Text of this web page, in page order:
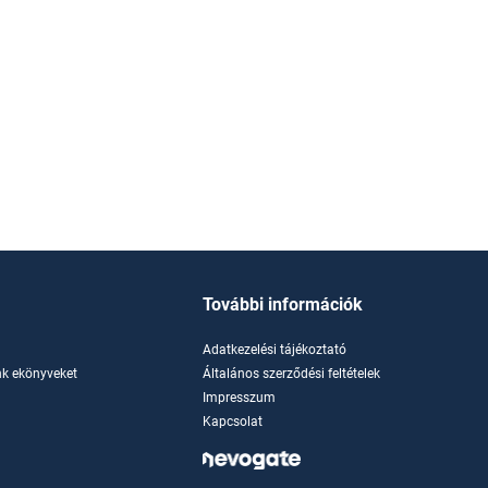
ekönyveket
További információk
Adatkezelési tájékoztató
Általános szerződési feltételek
Impresszum
Kapcsolat